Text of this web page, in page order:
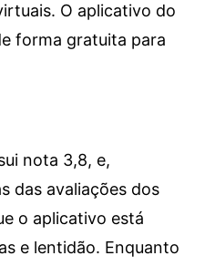
O aplicativo do
forma gratuita para
nota 3,8, e,
das avaliações dos
o aplicativo está
e lentidão. Enquanto